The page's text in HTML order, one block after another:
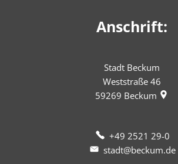
Anschrift:
Stadt Beckum
Weststraße 46
59269 Beckum
+49 2521 29-0
stadt@beckum.de